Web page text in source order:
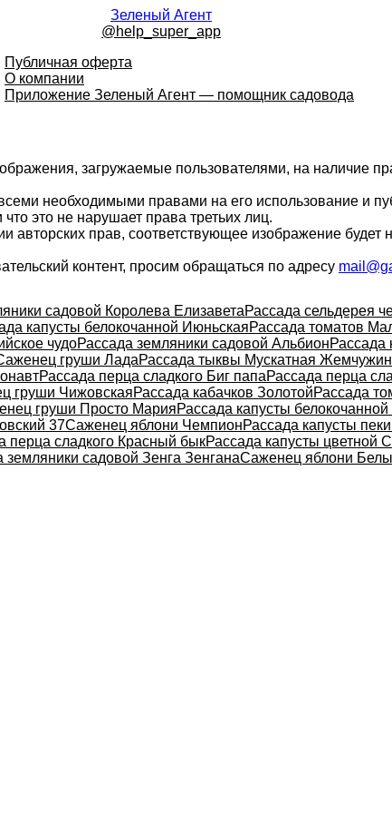
Зеленый Агент
@help_super_app
Публичная оферта
О компании
Приложение Зеленый Агент — помощник садовода
загружаемые пользователями, на наличие
необходимыми правами на его использование и
это не нарушает права третьих лиц.
авторских прав, соответствующее изображение будет
контент, просим обращаться по адресу
садовой Королева ЕлизаветаРассада сельдерея
капусты белокочанной ИюньскаяРассада томатов
чудоРассада земляники садовой АльбионРассада
груши ЛадаРассада тыквы Мускатная
Рассада перца сладкого Биг папаРассада перца
груши ЧижовскаяРассада кабачков ЗолотойРассада
груши Просто МарияРассада капусты
37Саженец яблони ЧемпионРассада капусты
перца сладкого Красный быкРассада капусты цветной
земляники садовой Зенга ЗенганаСаженец яблони